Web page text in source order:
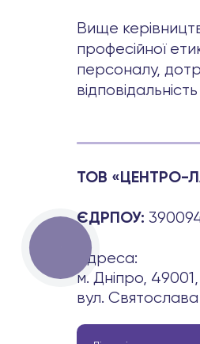
Вище
професійної
персоналу,
ТОВ «ЦЕНТРО-
ЄДРПОУ:
Адреса:
м. Дніпро, 49001,
вул.